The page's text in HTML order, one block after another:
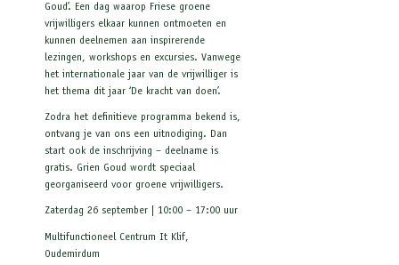
Goud’. Een dag waarop Friese groene
vrijwilligers elkaar kunnen ontmoeten en
kunnen deelnemen aan inspirerende
lezingen, workshops en excursies. Vanwege
het internationale jaar van de vrijwilliger is
het thema dit jaar ‘De kracht van doen’.
Zodra het definitieve programma bekend is,
ontvang je van ons een uitnodiging. Dan
start ook de inschrijving – deelname is
gratis. Grien Goud wordt speciaal
georganiseerd voor groene vrijwilligers.
Zaterdag 26 september | 10:00 – 17:00 uur
Multifunctioneel Centrum It Klif,
Oudemirdum